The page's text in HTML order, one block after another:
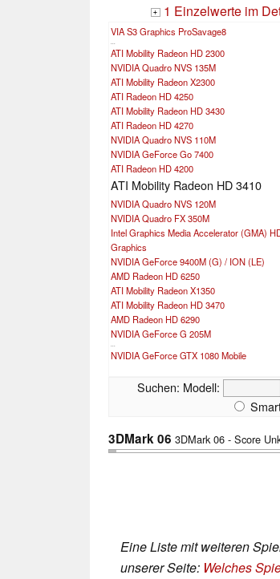
+ 1 Einzelwerte im
VIA S3 Graphics ProSavage8
ATI Mobility Radeon HD 2300
NVIDIA Quadro NVS 135M
ATI Mobility Radeon X2300
ATI Radeon HD 4250
ATI Mobility Radeon HD 3430
ATI Radeon HD 4270
NVIDIA Quadro NVS 110M
NVIDIA GeForce Go 7400
ATI Radeon HD 4200
ATI Mobility Radeon HD 3410
NVIDIA Quadro NVS 120M
NVIDIA Quadro FX 350M
Intel Graphics Media Accelerator (GMA)
Graphics
NVIDIA GeForce 9400M (G) / ION (LE)
AMD Radeon HD 6250
ATI Mobility Radeon X1350
ATI Mobility Radeon HD 3470
AMD Radeon HD 6290
NVIDIA GeForce G 205M
NVIDIA GeForce GTX 1080 Mobile
Suchen: Modell:
3DMark 06 3DMark 06 - Score
Eine Liste mit weiteren
unserer Seite: Welches